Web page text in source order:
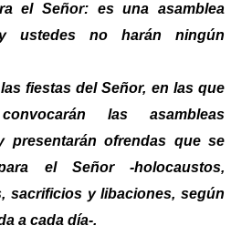
el Señor: es una asamblea
ustedes no harán ningún
fiestas del Señor, en las que
las asambleas
presentarán ofrendas que se
el Señor -holocaustos,
sacrificios y libaciones, según
a cada día-.